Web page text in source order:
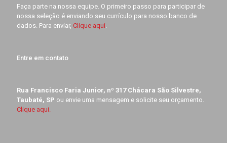
Faça parte na nossa equipe. O primeiro passo para participar de
nossa seleção é enviando seu currículo para nosso banco de
dados. Para enviar, Clique aqui.
Entre em contato
Rua Francisco Faria Junior, nº 317 Chácara São Silvestre,
Taubaté, SP ou envie uma mensagem e solicite seu orçamento.
Clique aqui.